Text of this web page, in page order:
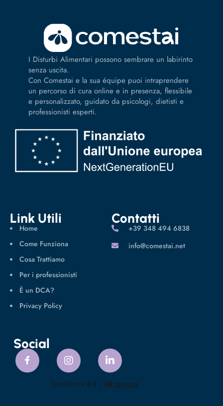
I Disturbi Alimentari possono sembrare un labirinto
senza uscita.
Con Comestai e la sua équipe puoi intraprendere
un percorso di cura online e in presenza, flessibile
e personalizzato, guidato da psicologi, dietisti e
professionisti esperti.
Link Utili
Home
Come Funziona
Cosa Trattiamo
Per i professionisti
È un DCA?
Privacy Policy
Contatti
‪+39 348 494 6838
info@comestai.net
Social